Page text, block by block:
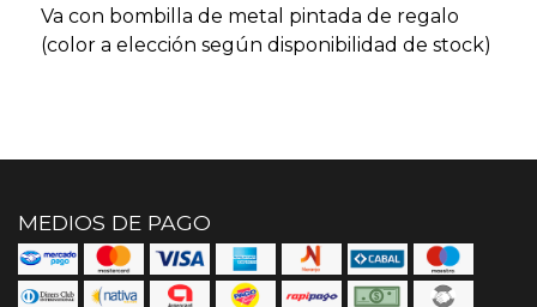
Va con bombilla de metal pintada de regalo
(color a elección según disponibilidad de stock)
MEDIOS DE PAGO